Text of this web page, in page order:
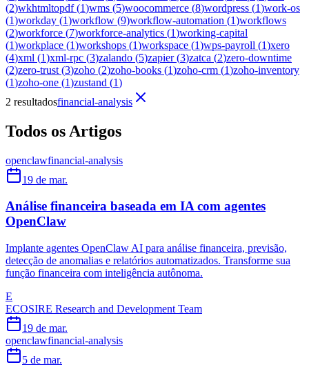
(2)wkhtmltopdf(1)wms (5)woocommerce (8)wordpress (1)work-os
(1)workday (1)workflow (9)workflow-automation (1)workflows
(2)workforce (7)workforce-analytics (1)working-capital
(1)workplace (1)workshops (1)workspace (1)wps-payroll (1)xero
(4)xml (1)xml-rpc (3)zalando (5)zapier(3)zatca (2)zero-downtime
(2)zero-trust (3)zoho (2)zoho-books (1)zoho-crm (1)zoho-inventory
(1)zoho-one (1)zustand (1)
2 resultadosfinancial-analysis
Todos os Artigos
openclawfinancial-analysis
19 de mar.
Análise financeira baseada em IA com agentes
OpenClaw
Implante agentes OpenClaw AI para análise financeira, previsão,
detecção de anomalias e relatórios automatizados. Transforme sua
função financeira com inteligência autônoma.
E
ECOSIRE Research and Development Team
19 de mar.
openclawfinancial-analysis
5 de mar.